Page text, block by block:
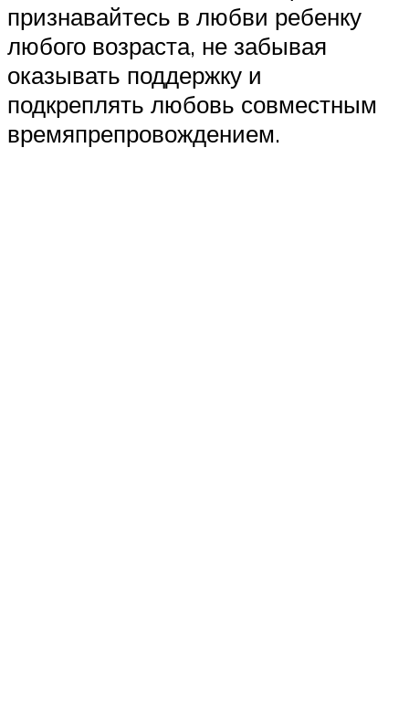
признавайтесь в любви ребенку
любого возраста, не забывая
оказывать поддержку и
подкреплять любовь совместным
времяпрепровождением.